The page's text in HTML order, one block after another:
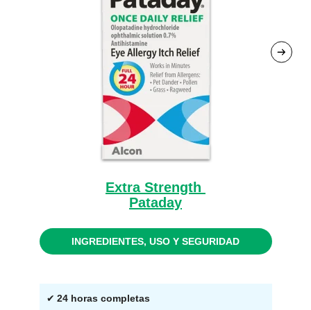
Extra Strength
Pataday
INGREDIENTES, USO Y SEGURIDAD
✔ 24 horas completas